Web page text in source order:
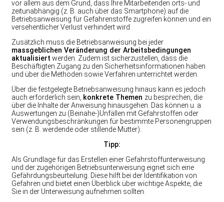
vor allem aus dem Grund, dass Ihre Mitarbeitenden orts- und
zeitunabhängig (z. B. auch über das Smartphone) auf die
Betriebsanweisung für Gefahrenstoffe zugreifen können und ein
versehentlicher Verlust verhindert wird.
Zusätzlich muss die Betriebsanweisung bei jeder
massgeblichen Veränderung der Arbeitsbedingungen
aktualisiert werden. Zudem ist sicherzustellen, dass die
Beschäftigten Zugang zu den Sicherheitsinformationen haben
und über die Methoden sowie Verfahren unterrichtet werden.
Über die festgelegte Betriebsanweisung hinaus kann es jedoch
auch erforderlich sein, konkrete Themen zu besprechen, die
über die Inhalte der Anweisung hinausgehen. Das können u. a.
Auswertungen zu (Beinahe-)Unfällen mit Gefahrstoffen oder
Verwendungsbeschränkungen für bestimmte Personengruppen
sein (z. B. werdende oder stillende Mütter).
Tipp:
Als Grundlage für das Erstellen einer Gefahrstoffunterweisung
und der zugehörigen Betriebsunterweisung eignet sich eine
Gefährdungsbeurteilung. Diese hilft bei der Identifikation von
Gefahren und bietet einen Überblick über wichtige Aspekte, die
Sie in der Unterweisung aufnehmen sollten.